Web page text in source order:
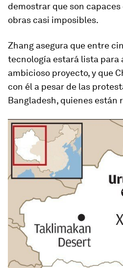
demostrar que son
obras casi imposibles.
Zhang asegura que entre
tecnología estará lista para
ambicioso proyecto, y que
con él a pesar de las
Bangladesh, quienes están